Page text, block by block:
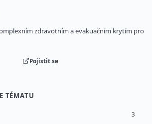
zdravotním a evakuačním krytím pro
Pojistit se
TÉMATU
3